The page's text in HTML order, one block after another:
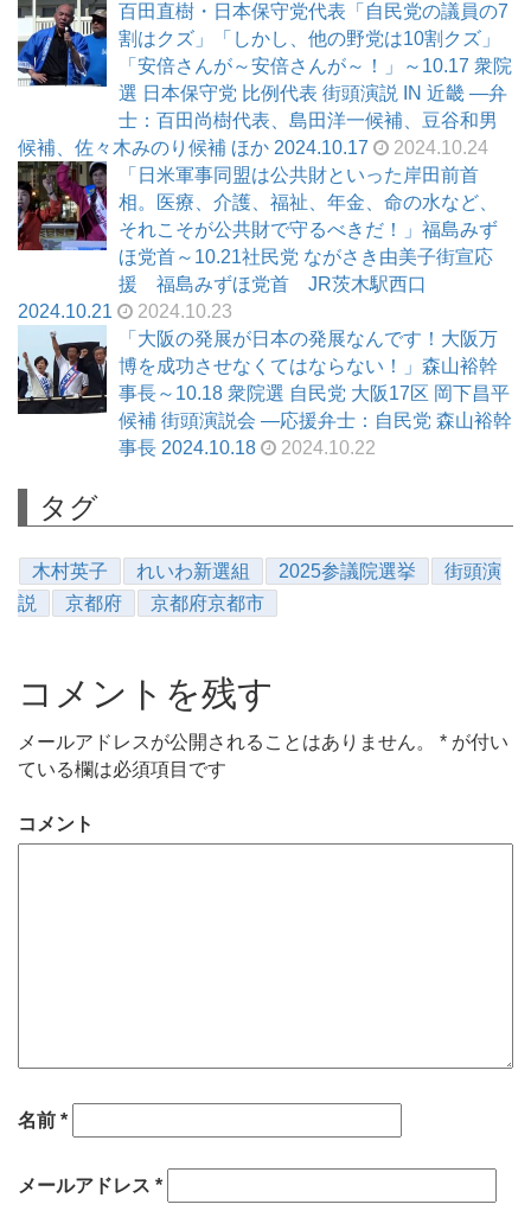
百田直樹・日本保守党代表「自民党の議員の7
割はクズ」「しかし、他の野党は10割クズ」
「安倍さんが～安倍さんが～！」～10.17 衆院
選 日本保守党 比例代表 街頭演説 IN 近畿 ―弁
士：百田尚樹代表、島田洋一候補、豆谷和男
候補、佐々木みのり候補 ほか 2024.10.17
2024.10.24
「日米軍事同盟は公共財といった岸田前首
相。医療、介護、福祉、年金、命の水など、
それこそが公共財で守るべきだ！」福島みず
ほ党首～10.21社民党 ながさき由美子街宣応
援 福島みずほ党首 JR茨木駅西口
2024.10.21
2024.10.23
「大阪の発展が日本の発展なんです！大阪万
博を成功させなくてはならない！」森山裕幹
事長～10.18 衆院選 自民党 大阪17区 岡下昌平
候補 街頭演説会 ―応援弁士：自民党 森山裕幹
事長 2024.10.18
2024.10.22
タグ
木村英子 れいわ新選組 2025参議院選挙
街頭演
説
京都府 京都府京都市
コメントを残す
メールアドレスが公開されることはありません。 * が付い
ている欄は必須項目です
コメント
名前 *
メールアドレス *